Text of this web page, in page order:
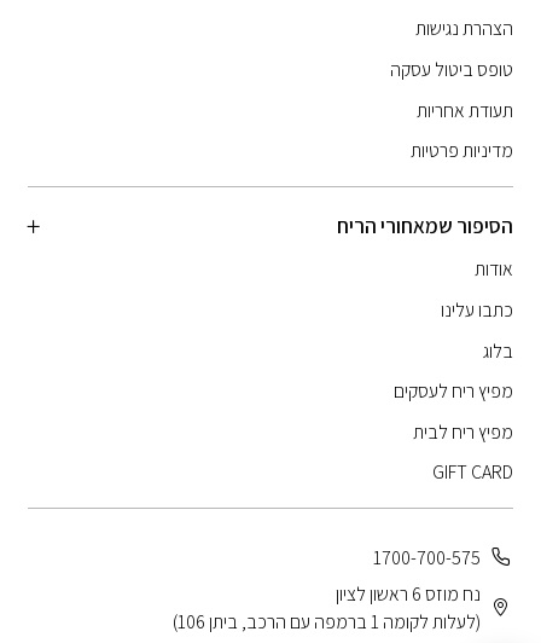
הצהרת נגישות
טופס ביטול עסקה
תעודת אחריות
מדיניות פרטיות
הסיפור שמאחורי הריח
אודות
כתבו עלינו
בלוג
מפיץ ריח לעסקים
מפיץ ריח לבית
GIFT CARD
1700-700-575
נח מוזס 6 ראשון לציון
(לעלות לקומה 1 ברמפה עם הרכב, ביתן 106)